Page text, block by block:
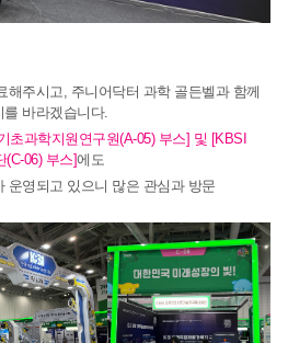
해주시고, 주니어닥터 과학 골든벨과 함께
바라겠습니다.
초과학지원연구원(A-05) 부스] 및 [KBSI
06) 부스]에도
운영되고 있으니 많은 관심과 방문